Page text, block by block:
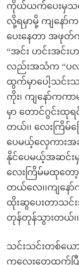
ကိုယ်ယက်ပေးမှသင်
လို့ရမှာမို့ ကျနော်
ပေးနေတာ အဖုတ်
“အင်း ဟင်းအင်း
လည်းအသံက “ပ
ထွက်မှာပေါ့သင်
ကိုး၊ ကျနော်ကက
မှာ တောင်ဂွင်း
တယ်၊၊ လေးကြိမ်
ပေမယ့်လှေကား
နိုင်ပေမယ့်အဆင်းမှ
လေးကြိမ်မထုတေ
တယ်လေ၊၊ကျနော်
ထိုးဆွပေးတာသင်
တုန်တုန်သွားတယ်၊
သင်းသင်းတစ်ယ
ကလေးတွေထွက်ပြီး